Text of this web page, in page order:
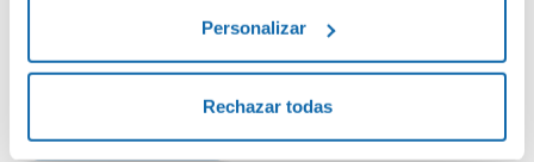
Personalizar
Rechazar todas